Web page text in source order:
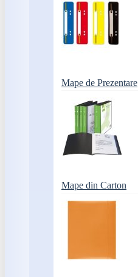
Mape de Prezentare
Mape din Carton